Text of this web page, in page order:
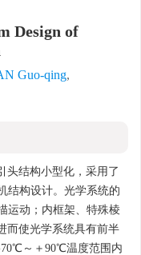
Design of
Guo-qing,
头结构小型化，采用了
结构设计。光学系统的
运动；内框架、特殊棱
而使光学系统具有前半
～＋90℃温度范围内